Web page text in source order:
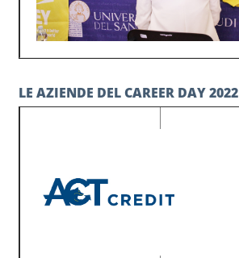
LE AZIENDE DEL CAREER DAY 2022